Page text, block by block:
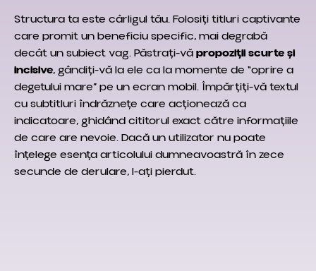
Structura ta este cârligul tău. Folosiți titluri captivante
care promit un beneficiu specific, mai degrabă
decât un subiect vag. Păstrați-văpropoziții scurte și
incisive, gândiți-vă la ele ca la momente de “oprire a
degetului mare” pe un ecran mobil. Împărțiți-vă textul
cu subtitluri îndrăznețe care acționează ca
indicatoare, ghidând cititorul exact către informațiile
de care are nevoie. Dacă un utilizator nu poate
înțelege esența articolului dumneavoastră în zece
secunde de derulare, l-ați pierdut.